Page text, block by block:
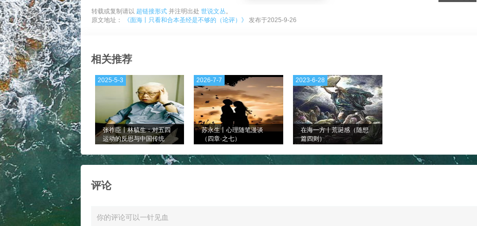
转载或复制请以 超链接形式 并注明出处 世说文丛。
原文地址：
《面海丨只看和合本圣经是不够的（论评）》 发布于2025-9-26
相关推荐
张祚臣丨林毓生：对五四
运动的反思与中国传统
2025-5-3
苏永生丨心理随笔漫谈
（四章·之七）
2026-7-7
在海一方丨荒诞感（随想
篇四则）
2023-6-28
评论